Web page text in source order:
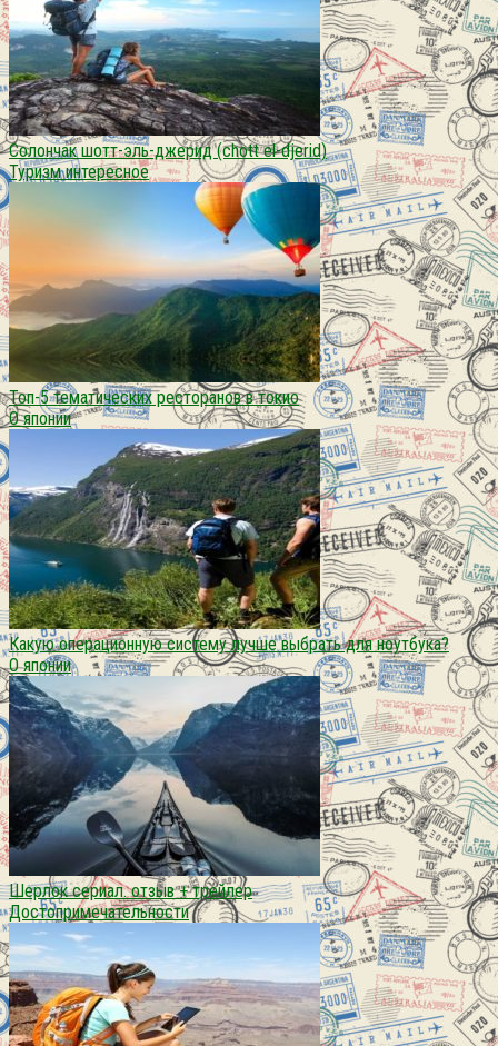
Солончак шотт-эль-джерид (chott el-djerid)
Туризм интересное
Топ-5 тематических ресторанов в токио
О японии
Какую операционную систему лучше выбрать для ноутбука?
О японии
Шерлок сериал. отзыв + трейлер
Достопримечательности